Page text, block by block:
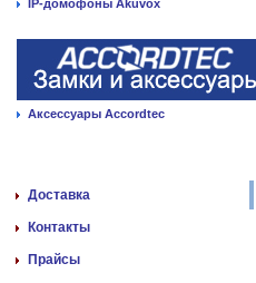
IP-домофоны Akuvox
Аксессуары Accordtec
Доставка
Контакты
Прайсы